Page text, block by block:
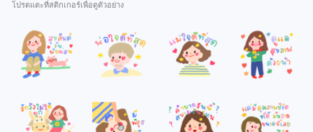
โปรดแตะที่สติกเกอร์เพื่อดูตัวอย่าง